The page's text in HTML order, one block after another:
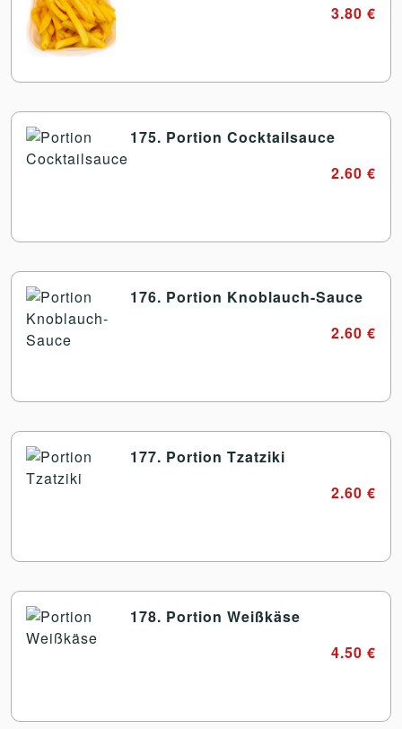
3.80 €
175. Portion Cocktailsauce
2.60 €
176. Portion Knoblauch-Sauce
2.60 €
177. Portion Tzatziki
2.60 €
178. Portion Weißkäse
4.50 €